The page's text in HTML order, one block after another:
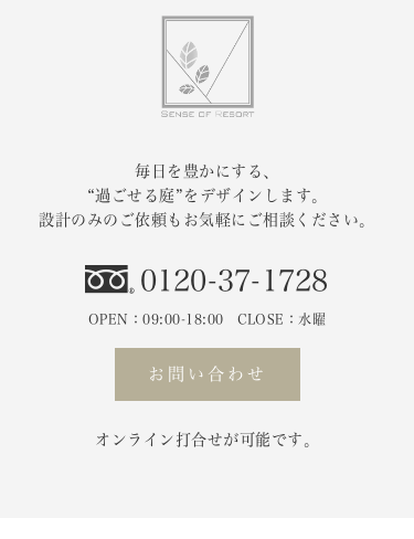
毎日を豊かにする、
“過ごせる庭”をデザインします。
設計のみのご依頼もお気軽にご相談ください。
0120-37-1728
OPEN：09:00-18:00 CLOSE：水曜
お問い合わせ
オンライン打合せが可能です。